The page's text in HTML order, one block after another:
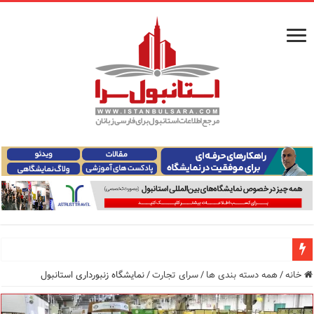
راهنمای فرودگاه‌های استانبول (فاصله و هزینه حمل و نقل
معرفی ۱۶ مسیر برتر کشتی استانبول | راهنمای کامل کشتی‌سواری در بسفر
خانه/همه دسته بندی ها /سرای تجارت/نمایشگاه زنبورداری استانبول